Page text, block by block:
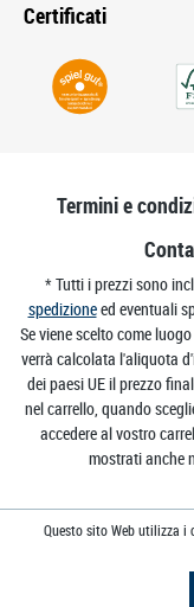
Certificati
Termini e
* Tutti i prezzi sono
spedizioneed eventuali
Se viene scelto come
verrà calcolata l'aliquota
dei paesi UE il prezzo
nel carrello, quando
accedere al vostro
mostrati anche
Questo sito Web utilizza i